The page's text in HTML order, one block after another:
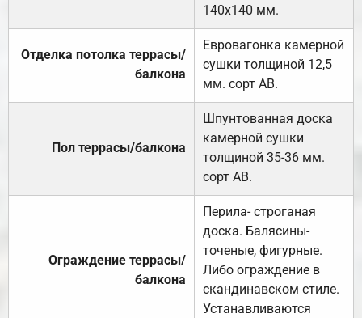
140х140 мм.
Отделка потолка террасы/
балкона
Евровагонка камерной
сушки толщиной 12,5
мм. сорт АВ.
Пол террасы/балкона
Шпунтованная доска
камерной сушки
толщиной 35-36 мм.
сорт АВ.
Ограждение террасы/
балкона
Перила- строганая
доска. Балясины-
точеные, фигурные.
Либо ограждение в
скандинавском стиле.
Устанавливаются